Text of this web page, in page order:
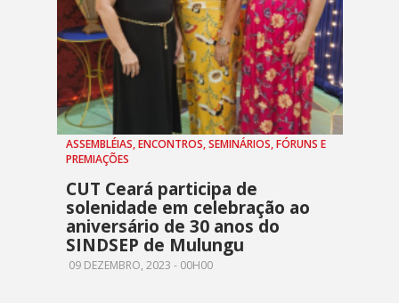
ASSEMBLÉIAS, ENCONTROS, SEMINÁRIOS, FÓRUNS E
PREMIAÇÕES
CUT Ceará participa de
solenidade em celebração ao
aniversário de 30 anos do
SINDSEP de Mulungu
09 DEZEMBRO, 2023 - 00H00